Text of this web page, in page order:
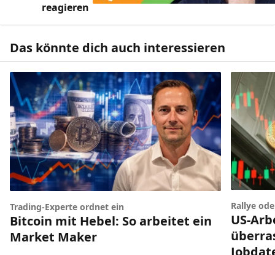
reagieren
Das könnte dich auch interessieren
Trading-Experte ordnet ein
Bitcoin mit Hebel: So arbeitet ein
Market Maker
Rallye
US-